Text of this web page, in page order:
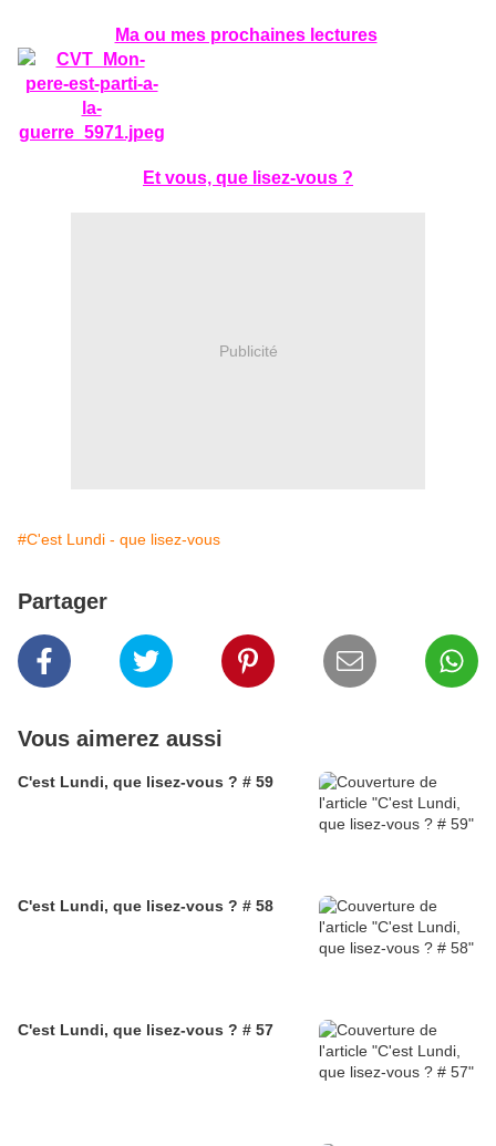
Ma ou mes prochaines lectures
Et vous, que lisez-vous ?
Publicité
#C'est Lundi - que lisez-vous
Partager
Vous aimerez aussi
C'est Lundi, que lisez-vous ? # 59
C'est Lundi, que lisez-vous ? # 58
C'est Lundi, que lisez-vous ? # 57